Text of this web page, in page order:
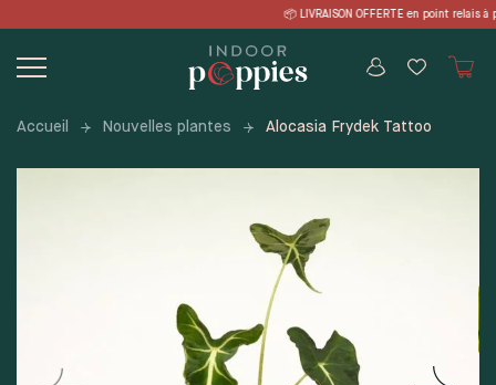
content
OFFERTE en point relais
Accueil Nouvelles plantes Alocasia Frydek Tattoo